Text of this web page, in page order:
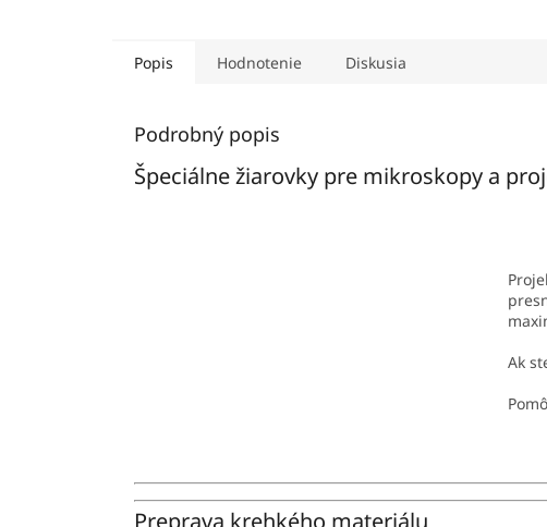
Popis Hodnotenie Diskusia
Podrobný popis
Špeciálne žiarovky pre mikroskopy a
Ak